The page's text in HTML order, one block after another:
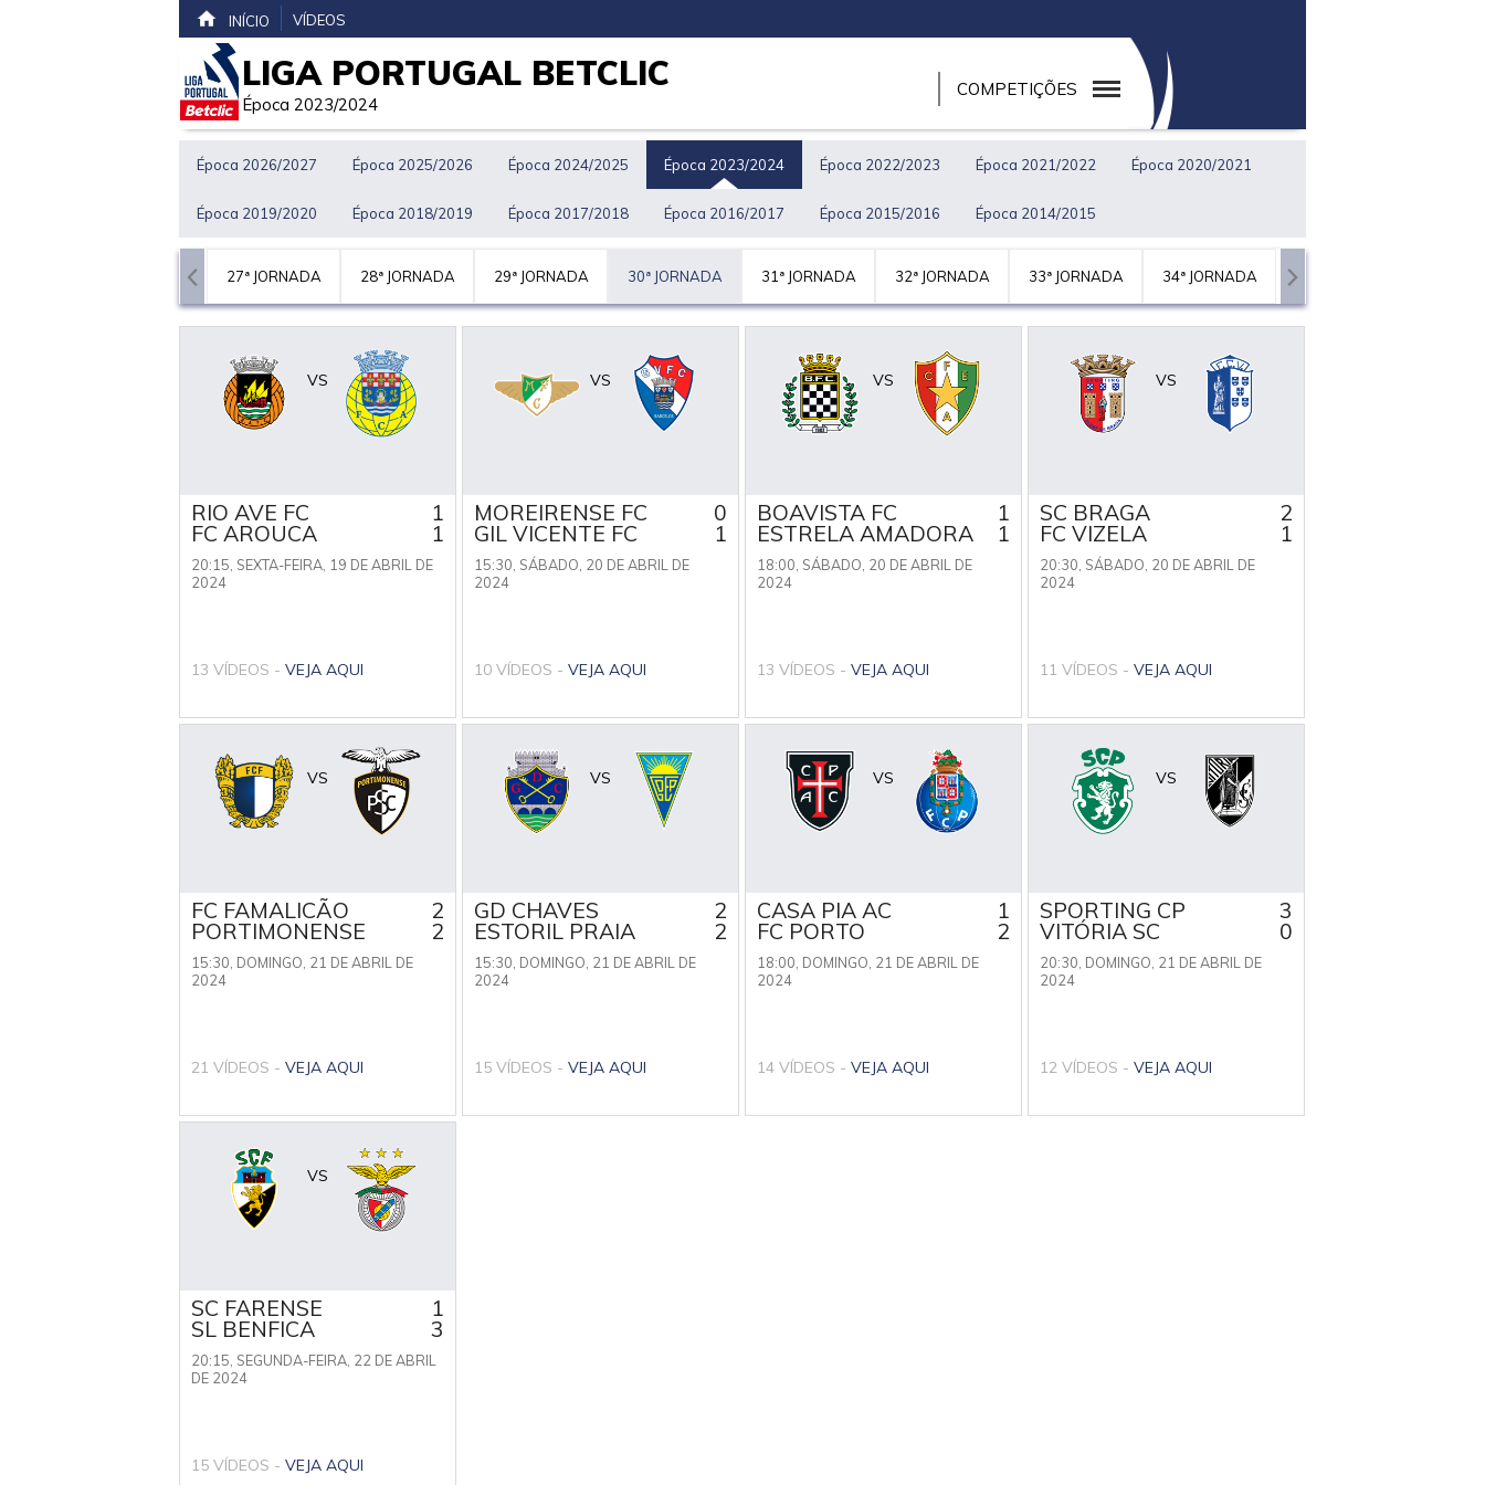
INÍCIO VÍDEOS
LIGA PORTUGAL BETCLIC
Época 2023/2024
COMPETIÇÕES
Época 2026/2027 Época 2025/2026 Época 2024/2025 Época 2023/2024 Época 2022/2023 Época 2021/2022 Época 2020/2021
Época 2019/2020 Época 2018/2019 Época 2017/2018 Época 2016/2017 Época 2015/2016 Época 2014/2015
27ª JORNADA 28ª JORNADA 29ª JORNADA 30ª JORNADA 31ª JORNADA 32ª JORNADA 33ª JORNADA 34ª JORNADA
VS
RIO AVE FC 1
FC AROUCA 1
20:15, SEXTA-FEIRA, 19 DE ABRIL DE
2024
13 VÍDEOS - VEJA AQUI
VS
MOREIRENSE FC 0
GIL VICENTE FC 1
15:30, SÁBADO, 20 DE ABRIL DE
2024
10 VÍDEOS - VEJA AQUI
VS
BOAVISTA FC 1
ESTRELA AMADORA 1
18:00, SÁBADO, 20 DE ABRIL DE
2024
13 VÍDEOS - VEJA AQUI
VS
SC BRAGA 2
FC VIZELA 1
20:30, SÁBADO, 20 DE ABRIL DE
2024
11 VÍDEOS - VEJA AQUI
VS
FC FAMALICÃO 2
PORTIMONENSE 2
15:30, DOMINGO, 21 DE ABRIL DE
2024
21 VÍDEOS - VEJA AQUI
VS
GD CHAVES 2
ESTORIL PRAIA 2
15:30, DOMINGO, 21 DE ABRIL DE
2024
15 VÍDEOS - VEJA AQUI
VS
CASA PIA AC 1
FC PORTO 2
18:00, DOMINGO, 21 DE ABRIL DE
2024
14 VÍDEOS - VEJA AQUI
VS
SPORTING CP 3
VITÓRIA SC 0
20:30, DOMINGO, 21 DE ABRIL DE
2024
12 VÍDEOS - VEJA AQUI
VS
SC FARENSE 1
SL BENFICA 3
20:15, SEGUNDA-FEIRA, 22 DE ABRIL
DE 2024
15 VÍDEOS - VEJA AQUI